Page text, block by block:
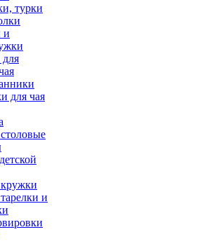
турки
и
для чая
и